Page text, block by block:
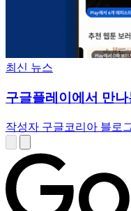
최신 뉴스
구글플레이에서 만
작성자 구글코리아 블로